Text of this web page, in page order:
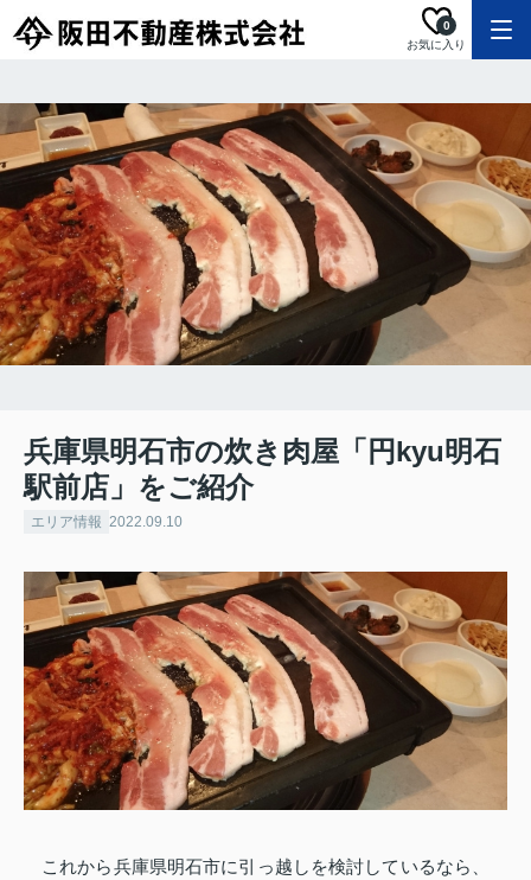
お気に入り
0
兵庫県明石市の炊き肉屋「円kyu明石
駅前店」をご紹介
エリア情報 2022.09.10
これから兵庫県明石市に引っ越しを検討しているなら、